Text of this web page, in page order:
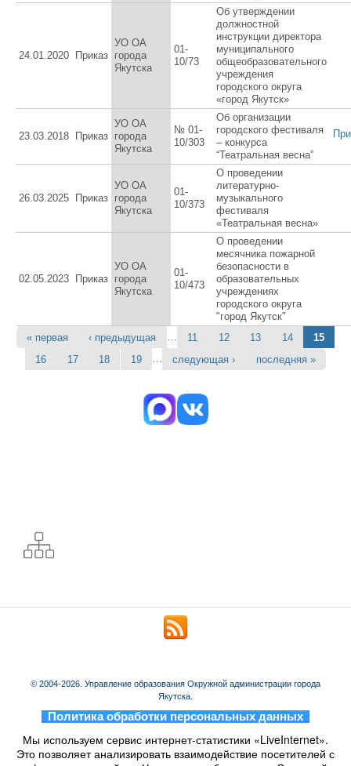
24.01.2020 Приказ
УО ОА
города
Якутска
01-
10/73
Об утверждении
должностной
инструкции директора
муниципального
общеобразовательного
учреждения
городского округа
«город Якутск»
23.03.2018 Приказ
УО ОА
города
Якутска
№ 01-
10/303
Об организации
городского фестиваля
– конкурса
“Театральная весна”
26.03.2025 Приказ
УО ОА
города
Якутска
01-
10/373
О проведении
литературно-
музыкального
фестиваля
«Театральная весна»
02.05.2023 Приказ
УО ОА
города
Якутска
01-
10/473
О проведении
месячника пожарной
безопасности в
образовательных
учреждениях
городского округа
"город Якутск"
Страницы
« первая ‹ предыдущая 11 12 13 14
15
16
17 18 19 следующая › последняя »
© 2004-2026. Управление образования Окружной администрации города
Якутска.
Политика обработки персональных данных
Мы используем сервис интернет-статистики «LiveInternet».
Это позволяет анализировать взаимодействие посетителей с